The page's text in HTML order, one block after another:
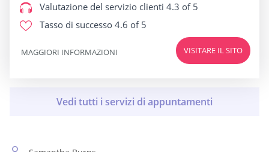
Valutazione del servizio clienti 4.3 of 5
Tasso di successo 4.6 of 5
VISITARE IL SITO
MAGGIORI INFORMAZIONI